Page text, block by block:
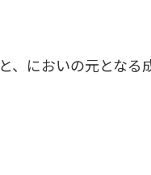
と、においの元となる